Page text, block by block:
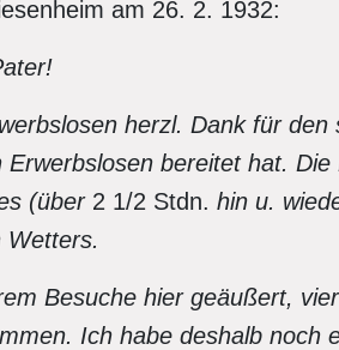
am 26. 2. 1932:
herzl. Dank für den
bereitet hat.
(über 2 1/2 Stdn. hin u.
Wetters.
Besuche hier geäußert,
Ich habe deshalb noch